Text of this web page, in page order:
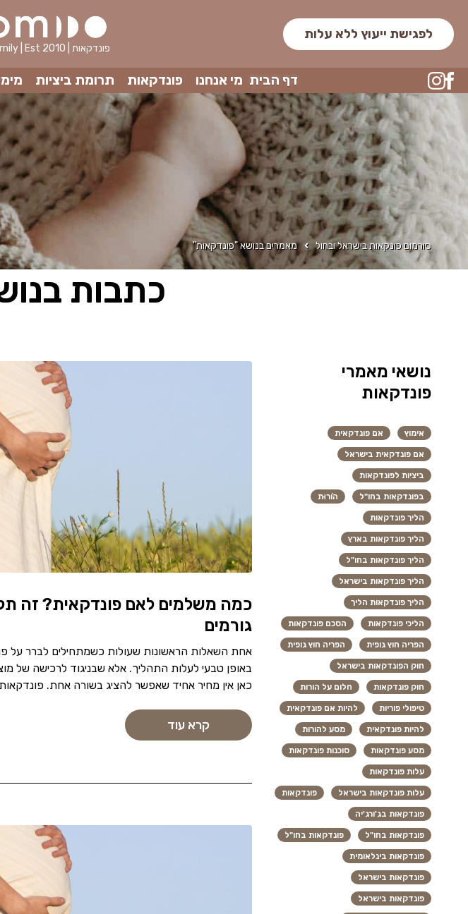
לפגישת ייעוץ ללא עלות
Creating a family with a family | Est 2010 | פונדקאות
דף הבית מי אנחנו פונדקאות תרומת ביציות
סורמום פונקאות בישראל ובחול מאמרים בנושא "פונדקאות"
כתבות
כמה משלמים לאם פונדקאית? זה
גורמים
אחת השאלות הראשונות שעולות כשמתחילים לברר על
באופן טבעי לעלות התהליך. אלא שבניגוד לרכישה של
כאן אין מחיר אחיד שאפשר להציג בשורה אחת. פונדקאות
קרא עוד
נושאי מאמרי
פונדקאות
אימוץ אם פונדקאית
אם פונדקאית בישראל
ביציות לפונדקאות
בפונדקאות בחו"ל הוֹרוּת
הליך פונדקאות
הליך פונדקאות בארץ
הליך פונדקאות בחו"ל
הליך פונדקאות בישראל
הליך פונדקאות הליך
הליכי פונדקאות הסכם פונדקאות
הפריה חוץ גופית הפריה חוץ גופית
חוק הפונדקאות בישראל
חוק פונדקאות חלום על הורות
טיפולי פוריות להיות אם פונדקאית
להיות פונדקאית מסע להורות
מסע פונדקאות סוכנות פונדקאות
עלות פונדקאות
עלות פונדקאות בישראל פונדקאות
פונדקאות בג'ורג'יה
פונדקאות בחו"ל פונדקאות בחו"ל
פונדקאות בינלאומית
פונדקאות בישראל
פונדקאות בישראל